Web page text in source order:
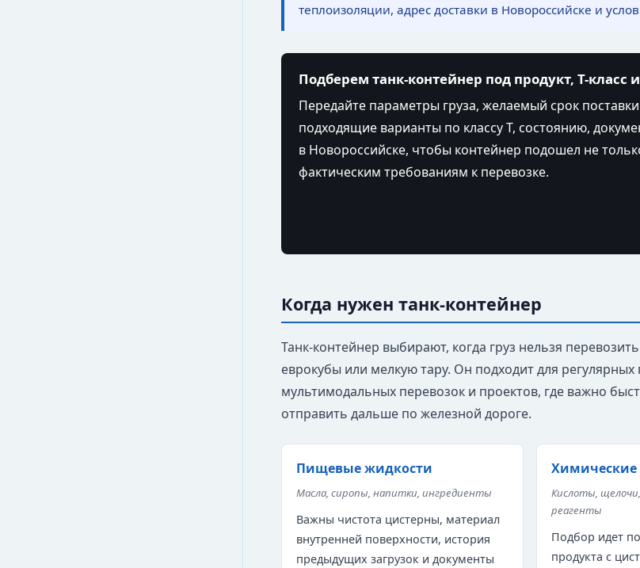
теплоизоляции, адрес доставки в Новороссийске и
Подберем танк-контейнер под продукт, T-класс
Передайте параметры груза, желаемый срок
подходящие варианты по классу T, состоянию,
в Новороссийске, чтобы контейнер подошел не
фактическим требованиям к перевозке.
Когда нужен танк-контейнер
Танк-контейнер выбирают, когда груз нельзя
еврокубы или мелкую тару. Он подходит для
мультимодальных перевозок и проектов, где важно
отправить дальше по железной дороге.
Пищевые жидкости
Масла, сиропы, напитки, ингредиенты
Важны чистота цистерны, материал
внутренней поверхности, история
предыдущих загрузок и документы
Химические
Кислоты,
реагенты
Подбор идет
продукта с